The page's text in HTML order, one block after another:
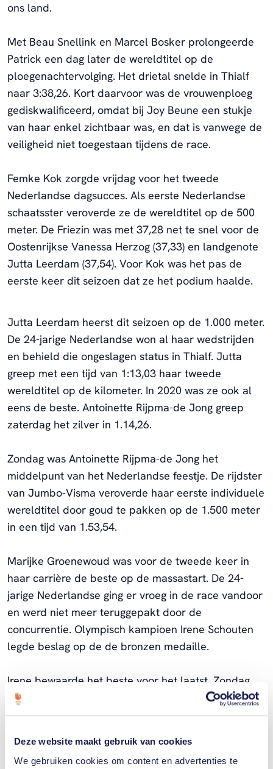
Deze website maakt gebruik van cookies
We gebruiken cookies om content en advertenties te
ons land.
Met Beau Snellink en Marcel Bosker prolongeerde
Patrick een dag later de wereldtitel op de
ploegenachtervolging. Het drietal snelde in Thialf
naar 3:38,26. Kort daarvoor was de vrouwenploeg
gediskwalificeerd, omdat bij Joy Beune een stukje
van haar enkel zichtbaar was, en dat is vanwege de
veiligheid niet toegestaan tijdens de race.
Femke Kok zorgde vrijdag voor het tweede
Nederlandse dagsucces. Als eerste Nederlandse
schaatsster veroverde ze de wereldtitel op de 500
meter. De Friezin was met 37,28 net te snel voor de
Oostenrijkse Vanessa Herzog (37,33) en landgenote
Jutta Leerdam (37,54). Voor Kok was het pas de
eerste keer dit seizoen dat ze het podium haalde.
Jutta Leerdam heerst dit seizoen op de 1.000 meter.
De 24-jarige Nederlandse won al haar wedstrijden
en behield die ongeslagen status in Thialf. Jutta
greep met een tijd van 1:13,03 haar tweede
wereldtitel op de kilometer. In 2020 was ze ook al
eens de beste. Antoinette Rijpma-de Jong greep
zaterdag het zilver in 1.14,26.
Zondag was Antoinette Rijpma-de Jong het
middelpunt van het Nederlandse feestje. De rijdster
van Jumbo-Visma veroverde haar eerste individuele
wereldtitel door goud te pakken op de 1.500 meter
in een tijd van 1.53,54.
Marijke Groenewoud was voor de tweede keer in
haar carrière de beste op de massastart. De 24-
jarige Nederlandse ging er vroeg in de race vandoor
en werd niet meer teruggepakt door de
concurrentie. Olympisch kampioen Irene Schouten
legde beslag op de de bronzen medaille.
Irene bewaarde het beste voor het laatst. Zondag
won ze op magistrale wijze de 5.000 meter. Met
6.41,25 prolongeerde de Noord-Hollandse niet
onder haar eigen nationale record.